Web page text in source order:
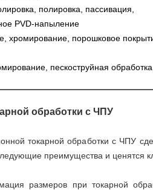
полировка, пассивация,
PVD-напыление
хромирование, порошковое
пескоструйная обработка,
обработки с ЧПУ
токарной обработки с ЧПУ
преимущества и ценятся
размеров при токарной